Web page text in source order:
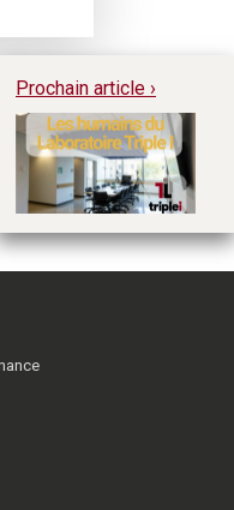
Prochain article ›